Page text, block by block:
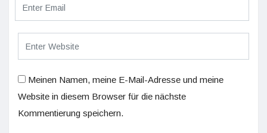
Meinen Namen, meine E-Mail-Adresse und meine
Website in diesem Browser für die nächste
Kommentierung speichern.